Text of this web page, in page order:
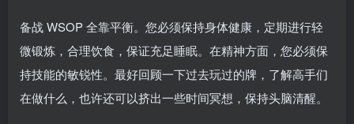
备战 WSOP 全靠平衡。您必须保持身体健康，定期进行轻
微锻炼，合理饮食，保证充足睡眠。在精神方面，您必须保
持技能的敏锐性。最好回顾一下过去玩过的牌，了解高手们
在做什么，也许还可以挤出一些时间冥想，保持头脑清醒。